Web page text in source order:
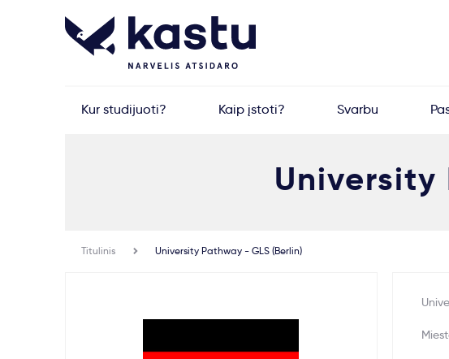
Kur studijuoti? Kaip įstoti? Svarbu
University
Titulinis University Pathway - GLS (Berlin)